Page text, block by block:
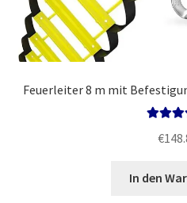
Feuerleiter 8 m mit
€
In den